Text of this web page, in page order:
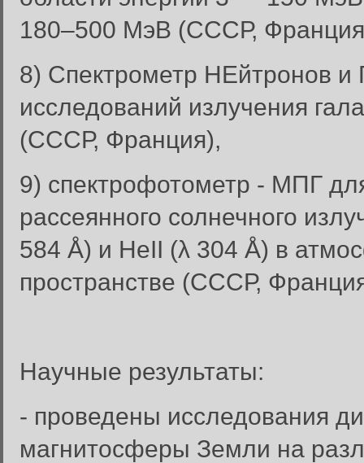
180–500 МэВ (СССР,
8) Спектрометр НЕйтронов
исследований излучения
(СССР, Франция),
9) спектрофотометр - МПГ
рассеянного солнечного
584 Å) и НеII (λ 304 Å) в
пространстве (СССР,
Научные результаты:
- проведены исследования
магнитосферы Земли на